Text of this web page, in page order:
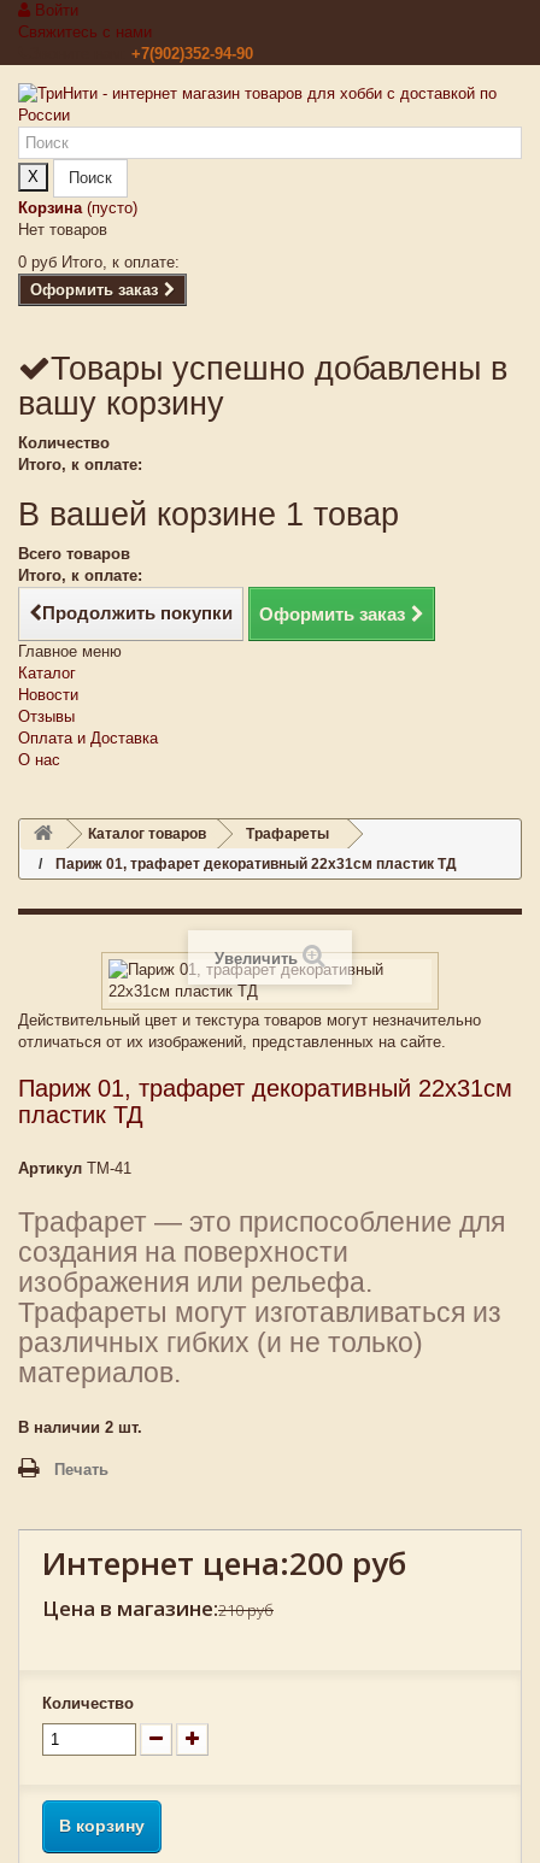
Войти
Свяжитесь с нами
+7(902)352-94-90
X
Поиск
Корзина (пусто)
Нет товаров
0 руб Итого, к оплате:
Оформить заказ
Товары успешно добавлены в
вашу корзину
Количество
Итого, к оплате:
В вашей корзине 1 товар
Всего товаров
Итого, к оплате:
Продолжить покупки Оформить заказ
Главное меню
Каталог
Новости
Отзывы
Оплата и Доставка
О нас
Каталог товаров
Трафареты
Париж 01, трафарет декоративный 22х31см пластик ТД
Увеличить
Действительный цвет и текстура товаров могут незначительно
отличаться от их изображений, представленных на сайте.
Париж 01, трафарет декоративный 22х31см
пластик ТД
Артикул ТМ-41
Трафарет — это приспособление для
создания на поверхности
изображения или рельефа.
Трафареты могут изготавливаться из
различных гибких (и не только)
материалов.
В наличии 2 шт.
Печать
Интернет цена:200 руб
Цена в магазине:210 руб
Количество
В корзину